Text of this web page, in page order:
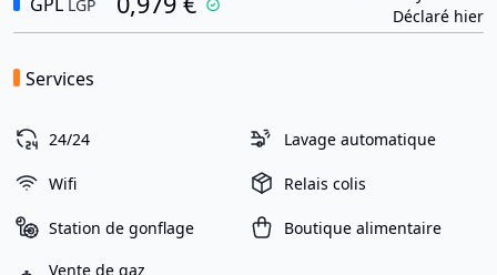
LGP
Déclaré hier
Services
24/24 Lavage automatique
Wifi Relais colis
Station de gonflage Boutique alimentaire
Vente de gaz